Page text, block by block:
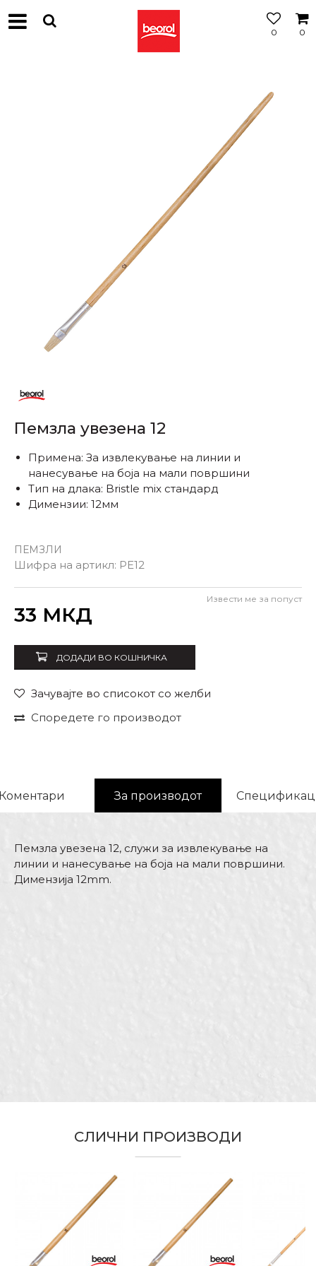
0
0
Пемзла увезена 12
ПЕМЗЛИ
Шифра на артикл: PE12
Примена: За извлекување на линии и
нанесување на боја на мали површини
Тип на длака: Bristle mix стандард
Димензии: 12мм
33 МКД
Извести ме за попуст
ДОДАДИ ВО КОШНИЧКА
Зачувајте во списокот со желби
Споредете го производот
За производот
Пемзла увезена 12, служи за извлекување на
линии и нанесување на боја на мали површини.
Димензија 12mm.
Тип на длака
Bristle Mix стандард
ИСПРАТИ
СЛИЧНИ ПРОИЗВОДИ